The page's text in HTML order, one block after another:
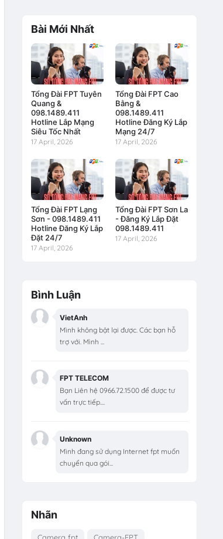
Bài Mới Nhất
Tổng Đài FPT Tuyên
Quang &
098.1489.411
Hotline Lắp Mạng
Siêu Tốc Nhất
17 April, 2026
Tổng Đài FPT Cao
Bằng &
098.1489.411
Hotline Đăng Ký Lắp
Mạng 24/7
17 April, 2026
Tổng Đài FPT Lạng
Sơn - 098.1489.411
Hotline Đăng Ký Lắp
Đặt 24/7
17 April, 2026
Tổng Đài FPT Sơn La
- Đăng Ký Lắp Đặt
098.1489.411
17 April, 2026
Bình Luận
VietAnh
Mình không bật lại được. Các bạn hỗ
trợ với. Mình ...
FPT TELECOM
Bạn Liên hệ 0966.72.1500 để được tư
vấn trực tiếp....
Unknown
Mình đang sử dụng Internet fpt muốn
chuyển qua gói...
Nhãn